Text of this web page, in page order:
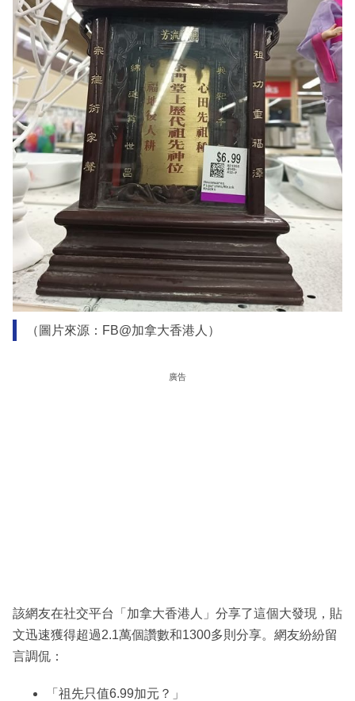
（圖片來源：FB@加拿大香港人）
廣告
該網友在社交平台「加拿大香港人」分享了這個大發現，貼
文迅速獲得超過2.1萬個讚數和1300多則分享。網友紛紛留
言調侃：
「祖先只值6.99加元？」